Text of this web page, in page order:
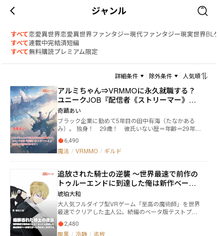
ジャンル
すべて恋愛異世界恋愛異世界ファンタジー現代ファンタジー現実世界BL
すべて連載中完結済短編
すべて無料購読プレミアム限定
詳細条件 除外条件 人気順
アルミちゃん⇒VRMMOに永久就職する？
ユニークJOB『配信者《ストリーマー》』
になって世界を救います！
奇蹟あい
ブラック企業に勤めて5年目の田中有海（たなかある
み）。 独身！ 29歳！ 彼氏いない歴＝年齢＝29年！
深夜3時。 今日はひさしぶりに会社に泊まらず、家に
帰れることになった有海。 帰宅途中のメールチェック
で、VRMMO『オーラムオンライン』のサービス終了
時代に留年してまで熱中してプレイしたフルダイブ型
のオンラインゲームだ。 有海は当時、アイドルプリー
スト≪アルミ≫ちゃんとして、ちょっとした有名人だ
ったのだ。 サ終のニュースを目にして、強烈に懐かし
さを覚えた有海は、ひさしぶりに『オーラムオンライ
ン』の世界へとダイブする。 しかし、時刻はド深夜も
ド深夜。 サ終前日にもかかわらず、見知った顔は誰も
ログインしておらず、懐かしい仲間と会うことはでき
6,490
魔法 / VRMMO / ギルド
追放された騎士の逆襲 ～世界最速で前作の
トゥルーエンドに到達した俺は新作ベータ
版でゲーム内転生し無双する～
琥珀大和
大人気フルダイブ型VRゲーム「至高の魔術師」を世界
最速でクリアした主人公。続編のベータ版テストプレ
イヤーに選ばれた彼は開発元の企業を訪れるが⋯⋯ヘ
ッドマウントディスプレイをかぶってログインした途
2,480
腹黒 / 冷静 / 追放